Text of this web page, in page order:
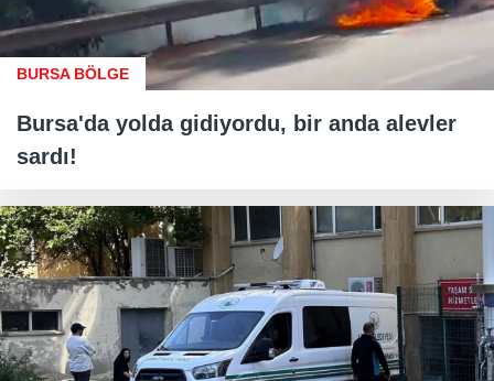
BURSA BÖLGE
Bursa'da yolda gidiyordu, bir anda alevler
sardı!